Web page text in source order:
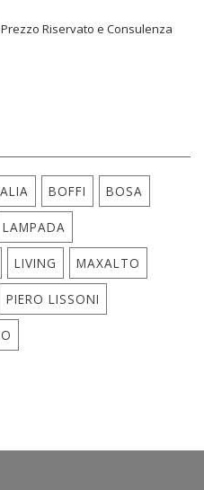
Prezzo Riservato e Consulenza
BOFFI BOSA
LAMPADA
LIVING MAXALTO
PIERO LISSONI